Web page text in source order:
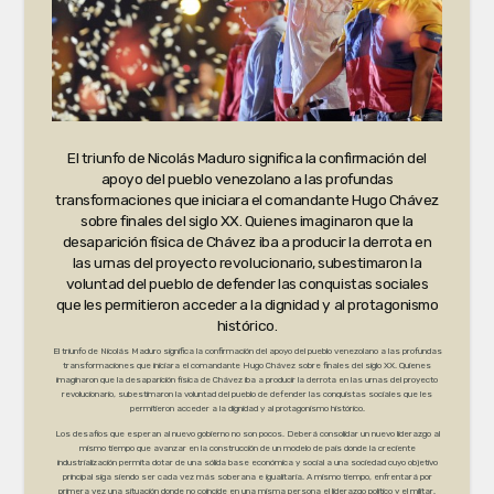
El triunfo de Nicolás Maduro significa la confirmación del
apoyo del pueblo venezolano a las profundas
transformaciones que iniciara el comandante Hugo Chávez
sobre finales del siglo XX. Quienes imaginaron que la
desaparición física de Chávez iba a producir la derrota en
las urnas del proyecto revolucionario, subestimaron la
voluntad del pueblo de defender las conquistas sociales
que les permitieron acceder a la dignidad y al protagonismo
histórico.
El triunfo de Nicolás Maduro significa la confirmación del apoyo del pueblo venezolano a las profundas
transformaciones que iniciara el comandante Hugo Chávez sobre finales del siglo XX. Quienes
imaginaron que la desaparición física de Chávez iba a producir la derrota en las urnas del proyecto
revolucionario, subestimaron la voluntad del pueblo de defender las conquistas sociales que les
permitieron acceder a la dignidad y al protagonismo histórico.
Los desafíos que esperan al nuevo gobierno no son pocos. Deberá consolidar un nuevo liderazgo al
mismo tiempo que avanzar en la construcción de un modelo de país donde la creciente
industrialización permita dotar de una sólida base económica y social a una sociedad cuyo objetivo
principal siga siendo ser cada vez más soberana e igualitaria. A mismo tiempo, enfrentará por
primera vez una situación donde no coincide en una misma persona el liderazgo político y el militar.